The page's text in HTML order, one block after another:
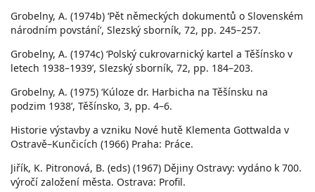
Grobelny, A. (1974b) ‘Pět německých dokumentů o Slovenském
národním povstání’, Slezský sborník, 72, pp. 245–257.
Grobelny, A. (1974c) ‘Polský cukrovarnický kartel a Těšínsko v
letech 1938–1939’, Slezský sborník, 72, pp. 184–203.
Grobelny, A. (1975) ‘Kúloze dr. Harbicha na Těšínsku na
podzim 1938’, Těšínsko, 3, pp. 4–6.
Historie výstavby a vzniku Nové hutě Klementa Gottwalda v
Ostravě–Kunčicích (1966) Praha: Práce.
Jiřík, K. Pitronová, B. (eds) (1967) Dějiny Ostravy: vydáno k 700.
výročí založení města. Ostrava: Profil.